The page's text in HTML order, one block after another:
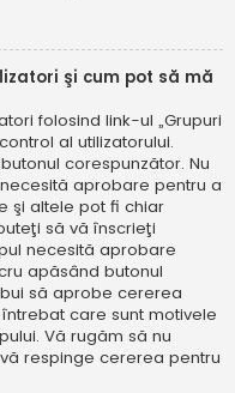
şi cum pot să mă
folosind link-ul „Grupuri
al utilizatorului.
corespunzător. Nu
aprobare pentru a
şi altele pot fi chiar
să vă înscrieţi
necesită aprobare
apăsând butonul
să aprobe cererea
care sunt motivele
Vă rugăm să nu
respinge cererea pentru